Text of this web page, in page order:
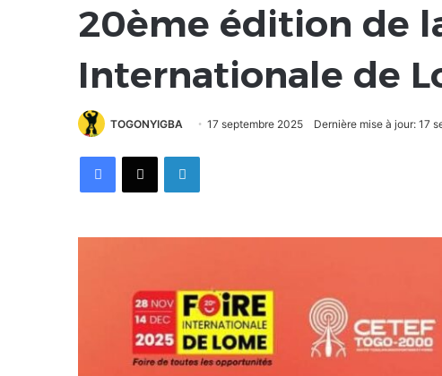
20ème édition de
Internationale de
TOGONYIGBA 17 septembre 2025 Dernière mise à jour: 17
FacebookX Linkedin